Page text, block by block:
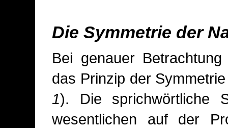
Die Symmetrie der
Bei genauer
das Prinzip der
1). Die sprichwörtliche
wesentlichen auf der